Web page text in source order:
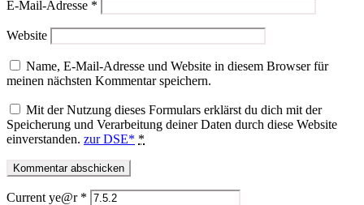
E-Mail-Adresse *
Website
Name, E-Mail-Adresse und Website in diesem Browser für
meinen nächsten Kommentar speichern.
Mit der Nutzung dieses Formulars erklärst du dich mit der
Speicherung und Verarbeitung deiner Daten durch diese Website
einverstanden. zur DSE* *
Current ye@r *